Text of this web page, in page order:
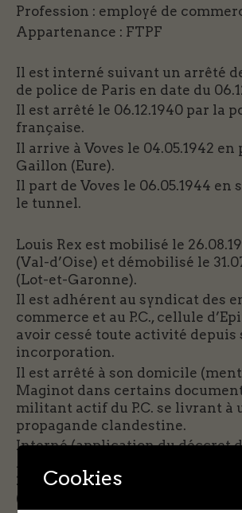
Profession : employé de
Appartenance : FTPF
Il est interné suivant un arrêté
de police de Paris en date du
Il est arrêté le 06.12.1940 par la
française.
Il arrive à Voves le 04.05.1942
Gaillon (Eure).
Il part de Voves le 06.05.1944 en
le tunnel.
Louis Rex est mobilisé le
(Val-d’Oise) et démobilisé le
(Lot-et-Garonne).
Il est adhérent au syndicat des
commerce et au P.C., cellule
avoir cessé toute activité depuis
incorporation.
Il est arrêté à son domicile
Maginot dans certains
militant actif du P.C. se livrant à
propagande clandestine.
Interné (application du déccret du
Aincourt (Val-d’Oise) le jour
23.06.1941, muté à la prison de
(Yvelines) jusqu’au 30.09.1941,
Cookies